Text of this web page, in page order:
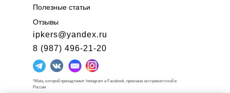
ipkers@yandex.ru
8 (987) 496-21-20
Полезные статьи
Отзывы
*Meta, которой пренадлежит Instagram и Facebook, признана экстремистской в
России